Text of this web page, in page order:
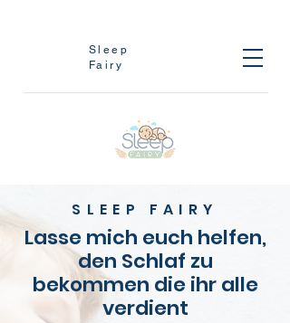
Sleep
Fairy
SLEEP FAIRY
Lasse mich euch helfen,
den Schlaf zu
bekommen die ihr alle
verdient